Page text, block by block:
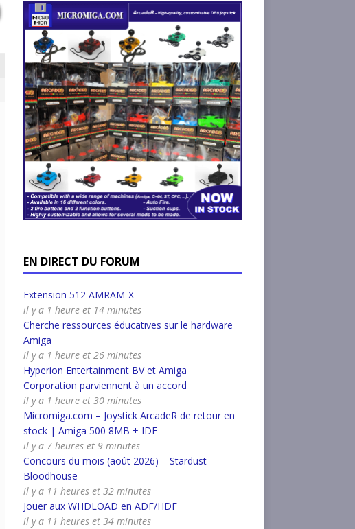
EN DIRECT DU FORUM
Extension 512 AMRAM-X
il y a 1 heure et 14 minutes
Cherche ressources éducatives sur le hardware
Amiga
il y a 1 heure et 26 minutes
Hyperion Entertainment BV et Amiga
Corporation parviennent à un accord
il y a 1 heure et 30 minutes
Micromiga.com – Joystick ArcadeR de retour en
stock | Amiga 500 8MB + IDE
il y a 7 heures et 9 minutes
Concours du mois (août 2026) – Stardust –
Bloodhouse
il y a 11 heures et 32 minutes
Jouer aux WHDLOAD en ADF/HDF
il y a 11 heures et 34 minutes